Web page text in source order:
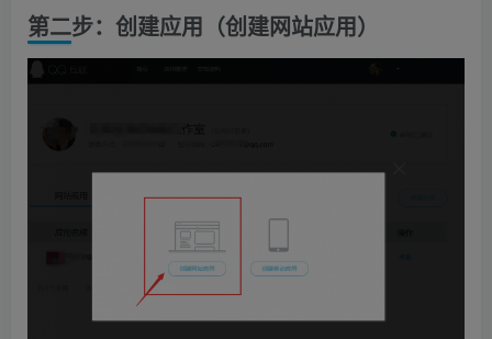
第二步：创建应用（创建网站应用）